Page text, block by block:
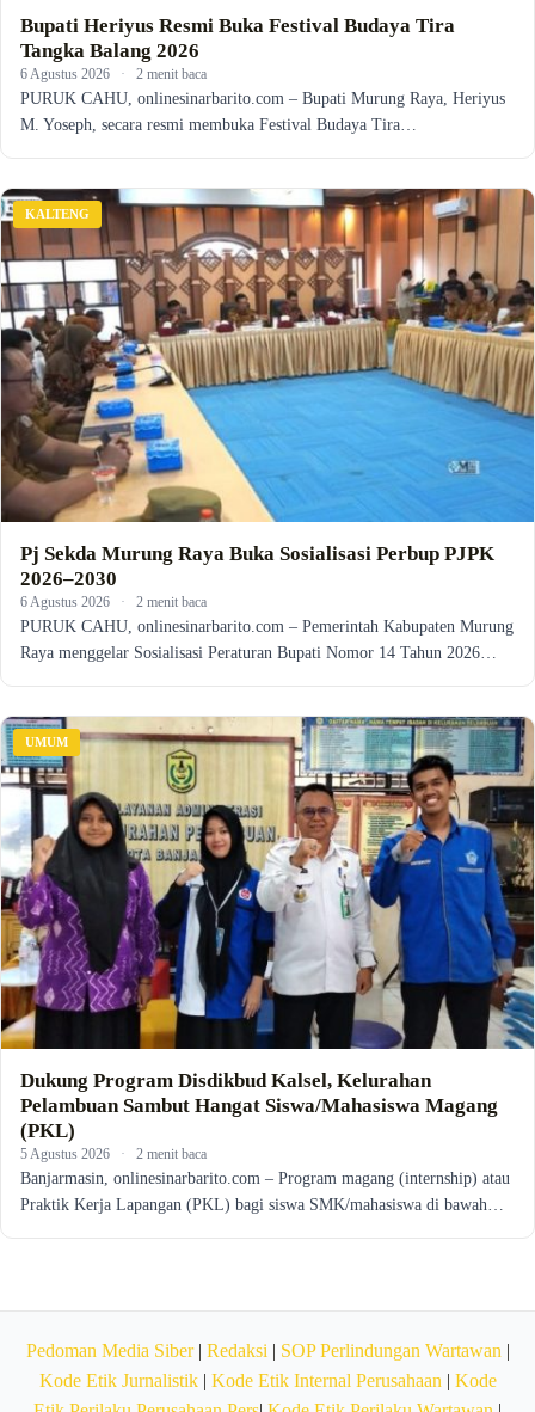
Bupati Heriyus Resmi Buka Festival Budaya Tira
Tangka Balang 2026
6 Agustus 2026 · 2 menit baca
PURUK CAHU, onlinesinarbarito.com – Bupati Murung Raya, Heriyus
M. Yoseph, secara resmi membuka Festival Budaya Tira…
KALTENG
Pj Sekda Murung Raya Buka Sosialisasi Perbup PJPK
2026–2030
6 Agustus 2026 · 2 menit baca
PURUK CAHU, onlinesinarbarito.com – Pemerintah Kabupaten Murung
Raya menggelar Sosialisasi Peraturan Bupati Nomor 14 Tahun 2026…
UMUM
Dukung Program Disdikbud Kalsel, Kelurahan
Pelambuan Sambut Hangat Siswa/Mahasiswa Magang
(PKL)
5 Agustus 2026 · 2 menit baca
Banjarmasin, onlinesinarbarito.com – Program magang (internship) atau
Praktik Kerja Lapangan (PKL) bagi siswa SMK/mahasiswa di bawah…
Pedoman Media Siber| Redaksi| SOP Perlindungan Wartawan|
Kode Etik Jurnalistik| Kode Etik Internal Perusahaan| Kode